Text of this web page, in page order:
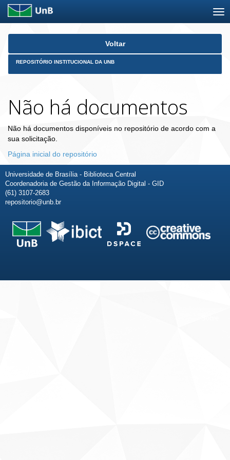
Skip
Voltar
REPOSITÓRIO INSTITUCIONAL DA UNB
Não há documentos
Não há documentos disponíveis no repositório de acordo com a
sua solicitação.
Página inicial do repositório
Universidade de Brasília - Biblioteca Central
Coordenadoria de Gestão da Informação Digital - GID
(61) 3107-2683
repositorio@unb.br